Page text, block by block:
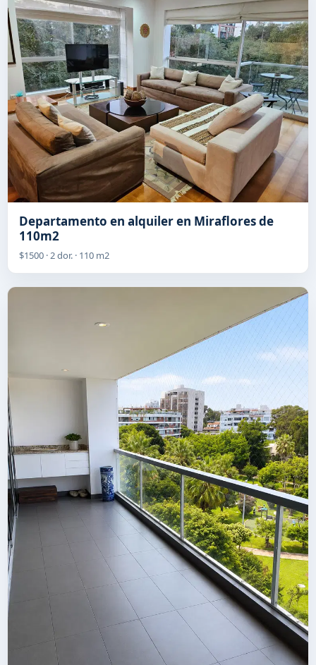
Departamento en alquiler en Miraflores de
110m2
$1500 · 2 dor. · 110 m2